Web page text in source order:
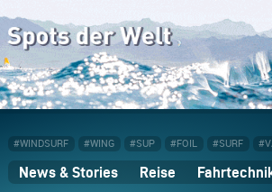
#WINDSURF #WING #SUP #FOIL #SURF
News & Stories Reise